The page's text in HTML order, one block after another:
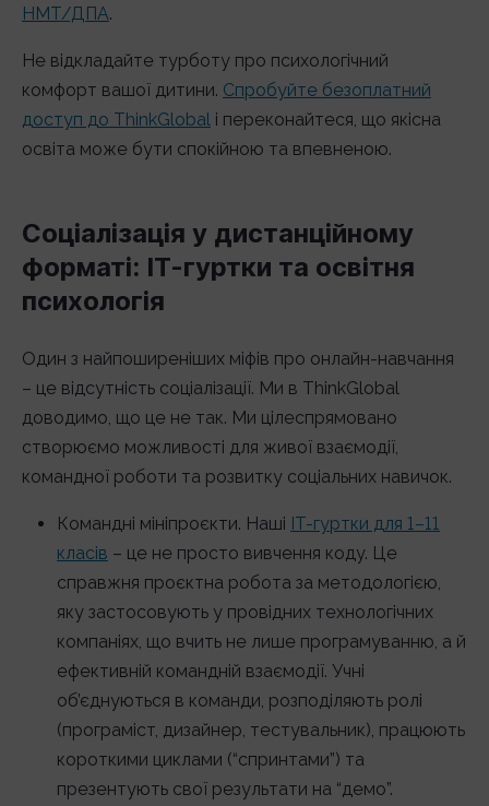
НМТ/ДПА.
Не відкладайте турботу про психологічний
комфорт вашої дитини. Спробуйте безоплатний
доступ до ThinkGlobal і переконайтеся, що якісна
освіта може бути спокійною та впевненою.
Соціалізація у дистанційному
форматі: ІТ-гуртки та освітня
психологія
Один з найпоширеніших міфів про онлайн-навчання
– це відсутність соціалізації. Ми в ThinkGlobal
доводимо, що це не так. Ми цілеспрямовано
створюємо можливості для живої взаємодії,
командної роботи та розвитку соціальних навичок.
Командні мініпроєкти. Наші IT-гуртки для 1–11
класів – це не просто вивчення коду. Це
справжня проєктна робота за методологією,
яку застосовують у провідних технологічних
компаніях, що вчить не лише програмуванню, а й
ефективній командній взаємодії. Учні
об’єднуються в команди, розподіляють ролі
(програміст, дизайнер, тестувальник), працюють
короткими циклами (“спринтами”) та
презентують свої результати на “демо”.